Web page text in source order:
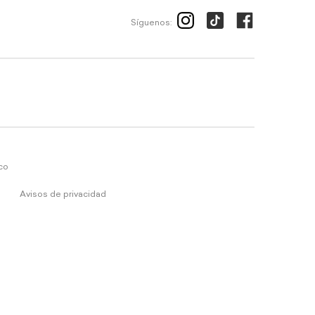
Síguenos:
Avisos de privacidad